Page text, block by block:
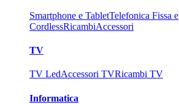
Smartphone e TabletTelefonica Fissa e
CordlessRicambiAccessori
TV
TV LedAccessori TVRicambi TV
Informatica